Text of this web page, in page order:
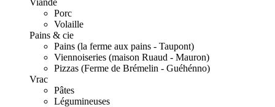
Viande
Porc
Volaille
Pains & cie
Pains (la ferme aux pains - Taupont)
Viennoiseries (maison Ruaud - Mauron)
Pizzas (Ferme de Brémelin - Guéhénno)
Vrac
Pâtes
Légumineuses